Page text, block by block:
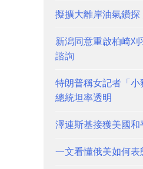
擬擴大離岸油氣鑽
新潟同意重啟柏崎
諮詢
特朗普稱女記者「小
總統坦率透明
澤連斯基接獲美國
一文看懂俄美如何表